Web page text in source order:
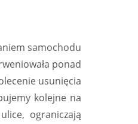
samochodu
ponad
usunięcia
kolejne na
ograniczają